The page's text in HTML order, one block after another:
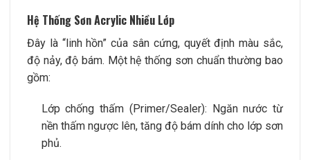
Hệ Thống Sơn Acrylic Nhiều Lớp
Đây là “linh hồn” của sân cứng, quyết định màu sắc,
độ nảy, độ bám. Một hệ thống sơn chuẩn thường bao
gồm:
Lớp chống thấm (Primer/Sealer): Ngăn nước từ
nền thấm ngược lên, tăng độ bám dính cho lớp sơn
phủ.